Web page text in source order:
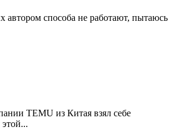
автором способа не работают, пытаюсь
TEMU из Китая взял себе
этой...